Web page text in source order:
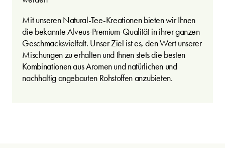
Mit unseren Natural-Tee-Kreationen bieten wir Ihnen
die bekannte Alveus-Premium-Qualität in ihrer ganzen
Geschmacksvielfalt. Unser Ziel ist es, den Wert unserer
Mischungen zu erhalten und Ihnen stets die besten
Kombinationen aus Aromen und natürlichen und
nachhaltig angebauten Rohstoffen anzubieten.